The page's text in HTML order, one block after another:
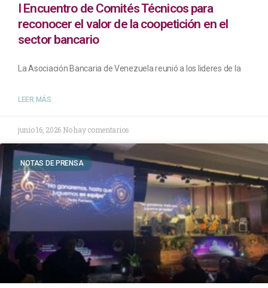
I Encuentro de Comités Técnicos para
reconocer el valor de la coopetición en el
sector bancario
La Asociación Bancaria de Venezuela reunió a los lideres de la
LEER MÁS
junio 16, 2026 No hay comentarios
NOTAS DE PRENSA